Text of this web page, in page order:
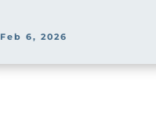
Feb 6, 2026